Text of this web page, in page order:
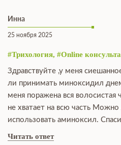
Инна
25 ноября 2025
#Трихология, #Online
Здравствуйте ,у меня
ли принимать миноксидил
меня поражена вся
не хватает на всю часть Можно
использовать аминоксил.
Читать ответ